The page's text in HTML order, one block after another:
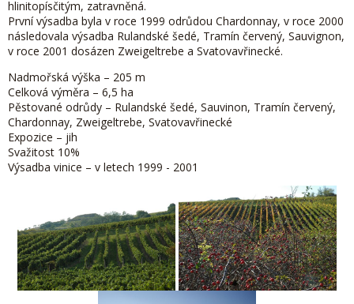
hlinitopísčitým, zatravněná.
První výsadba byla v roce 1999 odrůdou Chardonnay, v roce 2000
následovala výsadba Rulandské šedé, Tramín červený, Sauvignon,
v roce 2001 dosázen Zweigeltrebe a Svatovavřinecké.
Nadmořská výška – 205 m
Celková výměra – 6,5 ha
Pěstované odrůdy – Rulandské šedé, Sauvinon, Tramín červený,
Chardonnay, Zweigeltrebe, Svatovavřinecké
Expozice – jih
Svažitost 10%
Výsadba vinice – v letech 1999 - 2001